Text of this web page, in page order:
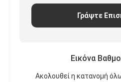
Γράψτε
Εικόνα
Ακολουθεί η κατανομή